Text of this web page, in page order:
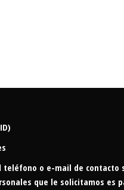
o e-mail de contacto
que le solicitamos